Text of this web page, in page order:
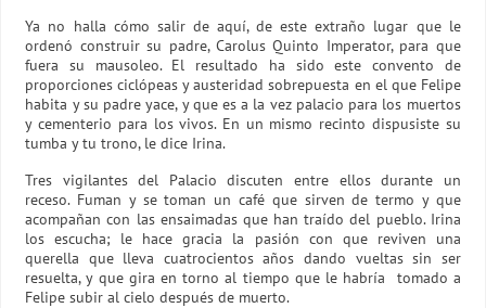
Ya no halla cómo salir de aquí, de este extraño lugar que le
ordenó construir su padre, Carolus Quinto Imperator, para que
fuera su mausoleo. El resultado ha sido este convento de
proporciones ciclópeas y austeridad sobrepuesta en el que Felipe
habita y su padre yace, y que es a la vez palacio para los muertos
y cementerio para los vivos. En un mismo recinto dispusiste su
tumba y tu trono, le dice Irina.
Tres vigilantes del Palacio discuten entre ellos durante un
receso. Fuman y se toman un café que sirven de termo y que
acompañan con las ensaimadas que han traído del pueblo. Irina
los escucha; le hace gracia la pasión con que reviven una
querella que lleva cuatrocientos años dando vueltas sin ser
resuelta, y que gira en torno al tiempo que le habría tomado a
Felipe subir al cielo después de muerto.